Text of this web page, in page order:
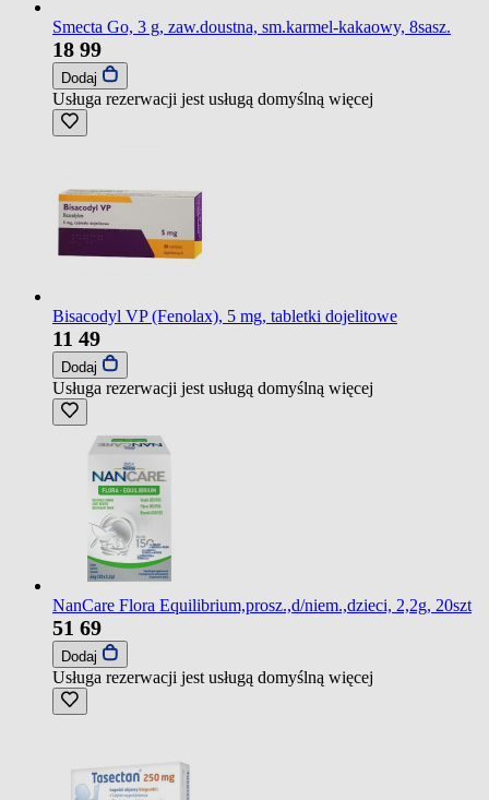
Smecta Go, 3 g, zaw.doustna, sm.karmel-kakaowy, 8sasz.
18 99
Dodaj
Usługa rezerwacji jest usługą domyślną więcej
Bisacodyl VP (Fenolax), 5 mg, tabletki dojelitowe
11 49
Dodaj
Usługa rezerwacji jest usługą domyślną więcej
NanCare Flora Equilibrium,prosz.,d/niem.,dzieci, 2,2g, 20szt
51 69
Dodaj
Usługa rezerwacji jest usługą domyślną więcej